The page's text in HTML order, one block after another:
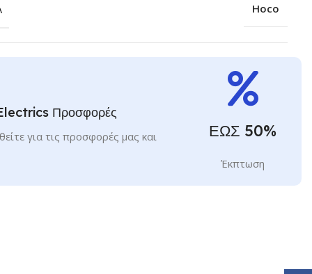
Hoco
Προσφορές
για τις προσφορές μας και
ΕΩΣ 50%
Έκπτωση